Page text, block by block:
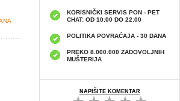
KORISNIČKI SERVIS PON - PET
CHAT: OD 10:00 DO 22:00
POLITIKA POVRAĆAJA - 30 DANA
PREKO 8.000.000 ZADOVOLJNIH
MUŠTERIJA
NAPIŠITE KOMENTAR